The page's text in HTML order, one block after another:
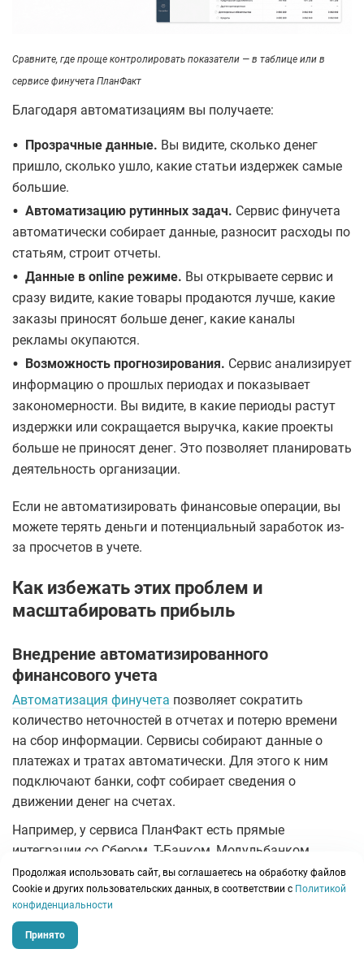
Сравните, где проще контролировать показатели — в таблице или в
сервисе финучета ПланФакт
Благодаря автоматизациям вы получаете:
• Прозрачные данные. Вы видите, сколько денег
пришло, сколько ушло, какие статьи издержек самые
большие.
• Автоматизацию рутинных задач. Сервис финучета
автоматически собирает данные, разносит расходы по
статьям, строит отчеты.
• Данные в online режиме. Вы открываете сервис и
сразу видите, какие товары продаются лучше, какие
заказы приносят больше денег, какие каналы
рекламы окупаются.
• Возможность прогнозирования. Сервис анализирует
информацию о прошлых периодах и показывает
закономерности. Вы видите, в какие периоды растут
издержки или сокращается выручка, какие проекты
больше не приносят денег. Это позволяет планировать
деятельность организации.
Если не автоматизировать финансовые операции, вы
можете терять деньги и потенциальный заработок из-
за просчетов в учете.
Как избежать этих проблем и
масштабировать прибыль
Внедрение автоматизированного
финансового учета
Автоматизация финучета позволяет сократить
количество неточностей в отчетах и потерю времени
на сбор информации. Сервисы собирают данные о
платежах и тратах автоматически. Для этого к ним
подключают банки, софт собирает сведения о
движении денег на счетах.
Например, у сервиса ПланФакт есть прямые
интеграции со Сбером, Т-Банком, Модульбанком,
Альфа-банком, Точка банком, Бланк банком. С
остальными банками можно настроить
автоматическую выгрузку выписок по расписанию.
Что это дает бизнесу:
Продолжая использовать сайт, вы соглашаетесь на обработку файлов
Сookie и других пользовательских данных, в соответствии с Политикой
конфиденциальности
Принято